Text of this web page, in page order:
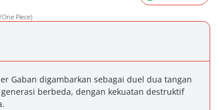
Piece)
Gaban digambarkan sebagai duel dua tangan
berbeda, dengan kekuatan destruktif